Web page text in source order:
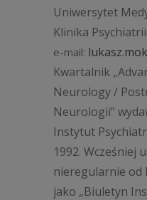
Uniwersytet
Klinika
e-mail:
Kwartalnik „
Neurology /
Neurologii”
Instytut
1992. Wcześniej
nieregularnie od
jako „Biuletyn